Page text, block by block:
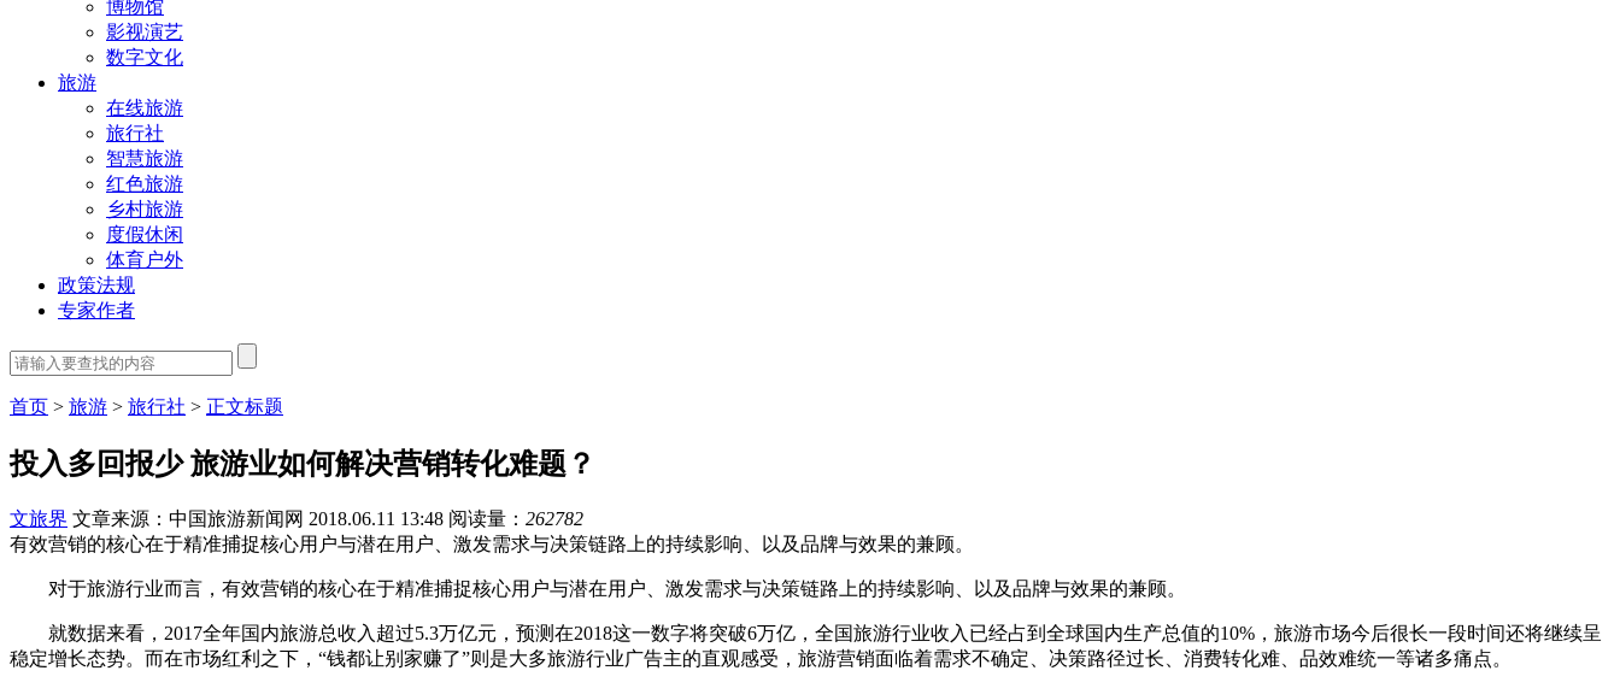
博物馆
影视演艺
数字文化
旅游
在线旅游
旅行社
智慧旅游
红色旅游
乡村旅游
度假休闲
体育户外
政策法规
专家作者
首页 > 旅游 > 旅行社 > 正文标题
投入多回报少 旅游业如何解决营销转化难题？
文旅界 文章来源：中国旅游新闻网 2018.06.11 13:48 阅读量： 262782
有效营销的核心在于精准捕捉核心用户与潜在用户、激发需求与决策链路上的持续影响、以及品牌与效果的兼顾。
对于旅游行业而言，有效营销的核心在于精准捕捉核心用户与潜在用户、激发需求与决策链路上的持续影响、以及品牌与效果的兼顾。
就数据来看，2017全年国内旅游总收入超过5.3万亿元，预测在2018这一数字将突破6万亿，全国旅游行业收入已经占到全球国内生产总值的10%，旅游市场今后很长一段时间还将继续呈
稳定增长态势。而在市场红利之下，“钱都让别家赚了”则是大多旅游行业广告主的直观感受，旅游营销面临着需求不确定、决策路径过长、消费转化难、品效难统一等诸多痛点。